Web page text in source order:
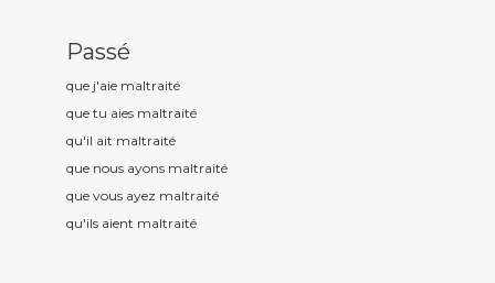
Passé
que j'aie maltraité
que tu aies maltraité
qu'il ait maltraité
que nous ayons maltraité
que vous ayez maltraité
qu'ils aient maltraité